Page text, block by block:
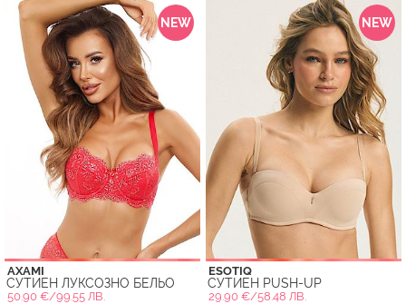
NEW
AXAMI
СУТИЕН ЛУКСОЗНО БЕЛЬО
50.90 €/99.55 ЛВ.
NEW
ESOTIQ
СУТИЕН PUSH-UP
29.90 €/58.48 ЛВ.